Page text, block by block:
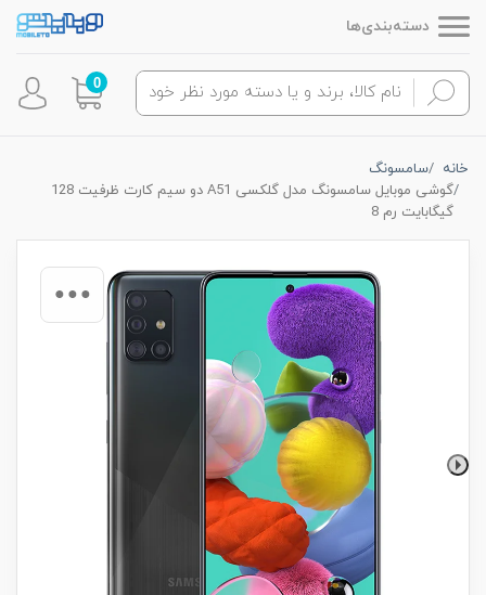
دسته‌بندی‌ها
0
خانه
سامسونگ
گوشی موبايل سامسونگ مدل گلکسی A51 دو سیم کارت ظرفیت 128
گیگابایت رم 8